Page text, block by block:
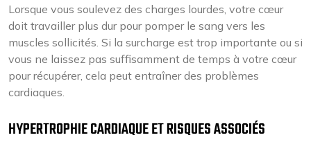
Lorsque vous soulevez des charges lourdes, votre cœur
doit travailler plus dur pour pomper le sang vers les
muscles sollicités. Si la surcharge est trop importante ou si
vous ne laissez pas suffisamment de temps à votre cœur
pour récupérer, cela peut entraîner des problèmes
cardiaques.
HYPERTROPHIE CARDIAQUE ET RISQUES ASSOCIÉS